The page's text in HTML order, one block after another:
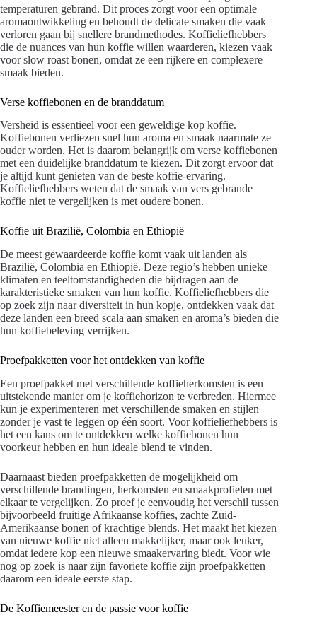
temperaturen gebrand. Dit proces zorgt voor een optimale
aromaontwikkeling en behoudt de delicate smaken die vaak
verloren gaan bij snellere brandmethodes. Koffieliefhebbers
die de nuances van hun koffie willen waarderen, kiezen vaak
voor slow roast bonen, omdat ze een rijkere en complexere
smaak bieden.
Verse koffiebonen en de branddatum
Versheid is essentieel voor een geweldige kop koffie.
Koffiebonen verliezen snel hun aroma en smaak naarmate ze
ouder worden. Het is daarom belangrijk om verse koffiebonen
met een duidelijke branddatum te kiezen. Dit zorgt ervoor dat
je altijd kunt genieten van de beste koffie-ervaring.
Koffieliefhebbers weten dat de smaak van vers gebrande
koffie niet te vergelijken is met oudere bonen.
Koffie uit Brazilië, Colombia en Ethiopië
De meest gewaardeerde koffie komt vaak uit landen als
Brazilië, Colombia en Ethiopië. Deze regio’s hebben unieke
klimaten en teeltomstandigheden die bijdragen aan de
karakteristieke smaken van hun koffie. Koffieliefhebbers die
op zoek zijn naar diversiteit in hun kopje, ontdekken vaak dat
deze landen een breed scala aan smaken en aroma’s bieden die
hun koffiebeleving verrijken.
Proefpakketten voor het ontdekken van koffie
Een proefpakket met verschillende koffieherkomsten is een
uitstekende manier om je koffiehorizon te verbreden. Hiermee
kun je experimenteren met verschillende smaken en stijlen
zonder je vast te leggen op één soort. Voor koffieliefhebbers is
het een kans om te ontdekken welke koffiebonen hun
voorkeur hebben en hun ideale blend te vinden.
Daarnaast bieden proefpakketten de mogelijkheid om
verschillende brandingen, herkomsten en smaakprofielen met
elkaar te vergelijken. Zo proef je eenvoudig het verschil tussen
bijvoorbeeld fruitige Afrikaanse koffies, zachte Zuid-
Amerikaanse bonen of krachtige blends. Het maakt het kiezen
van nieuwe koffie niet alleen makkelijker, maar ook leuker,
omdat iedere kop een nieuwe smaakervaring biedt. Voor wie
nog op zoek is naar zijn favoriete koffie zijn proefpakketten
daarom een ideale eerste stap.
De Koffiemeester en de passie voor koffie